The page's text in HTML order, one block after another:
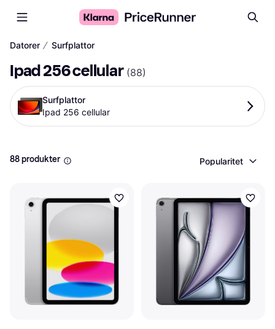
Datorer ∕ Surfplattor
Ipad 256 cellular (88)
Surfplattor
Ipad 256 cellular
88 produkter Popularitet